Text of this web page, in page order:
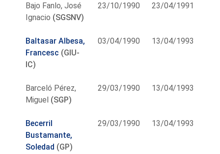
Bajo Fanlo, José
Ignacio (SGSNV)
23/10/1990 23/04/1991
Baltasar Albesa,
Francesc (GIU-
IC)
03/04/1990 13/04/1993
Barceló Pérez,
Miguel (SGP)
29/03/1990 13/04/1993
Becerril
Bustamante,
Soledad (GP)
29/03/1990 13/04/1993